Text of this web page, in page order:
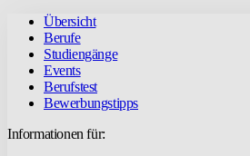
Übersicht
Berufe
Studiengänge
Events
Berufstest
Bewerbungstipps
Informationen für: